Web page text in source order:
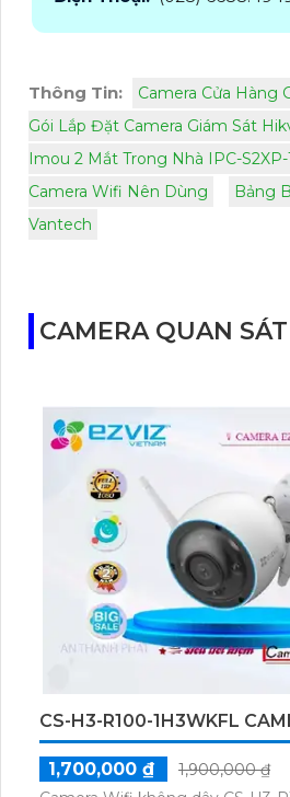
Thông Tin: Camera Cửa Hàng
Gói Lắp Đặt Camera Giám Sát
Imou 2 Mắt Trong Nhà IPC-
Camera Wifi Nên Dùng
Bảng
Vantech
CAMERA QUAN
CS-H3-R100-1H3WKFL
1,700,000 ₫
1,900,000 ₫